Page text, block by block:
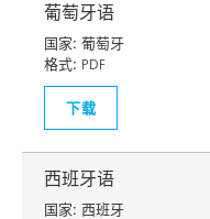
葡萄牙语
国家: 葡萄牙
格式: PDF
下载
西班牙语
国家: 西班牙